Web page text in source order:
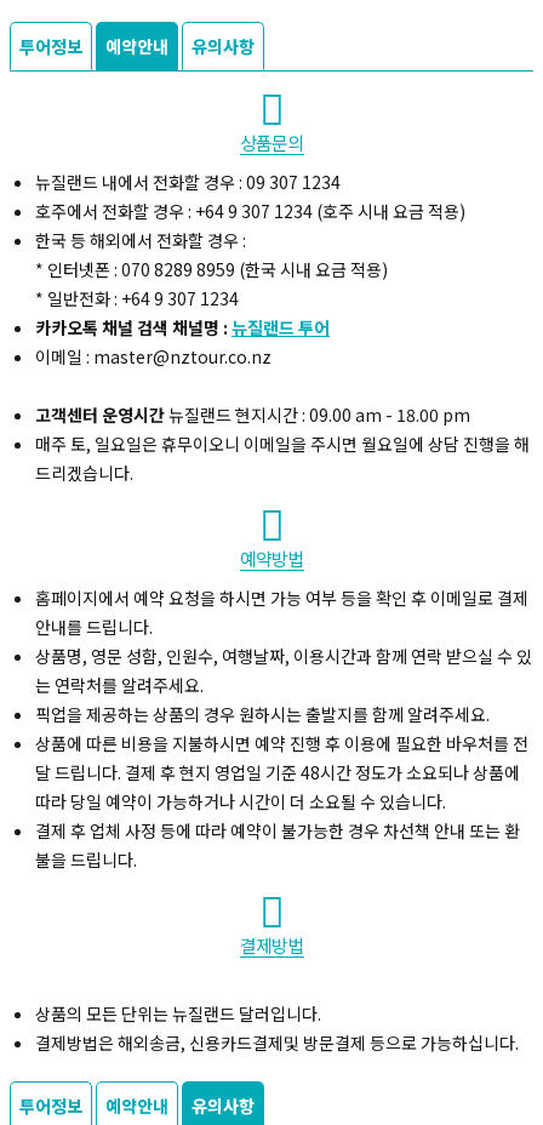
투어정보 예약안내 유의사항
상품문의
뉴질랜드 내에서 전화할 경우 : 09 307 1234
호주에서 전화할 경우 : +64 9 307 1234 (호주 시내 요금 적용)
한국 등 해외에서 전화할 경우 :
* 인터넷폰 : 070 8289 8959 (한국 시내 요금 적용)
* 일반전화 : +64 9 307 1234
카카오톡 채널 검색 채널명 : 뉴질랜드 투어
이메일 : master@nztour.co.nz
고객센터 운영시간뉴질랜드 현지시간 : 09.00 am - 18.00 pm
매주 토, 일요일은 휴무이오니 이메일을 주시면 월요일에 상담 진행을 해
드리겠습니다.
예약방법
홈페이지에서 예약 요청을 하시면 가능 여부 등을 확인 후 이메일로 결제
안내를 드립니다.
상품명, 영문 성함, 인원수, 여행날짜, 이용시간과 함께 연락 받으실 수 있
는 연락처를 알려주세요.
픽업을 제공하는 상품의 경우 원하시는 출발지를 함께 알려주세요.
상품에 따른 비용을 지불하시면 예약 진행 후 이용에 필요한 바우처를 전
달 드립니다. 결제 후 현지 영업일 기준 48시간 정도가 소요되나 상품에
따라 당일 예약이 가능하거나 시간이 더 소요될 수 있습니다.
결제 후 업체 사정 등에 따라 예약이 불가능한 경우 차선책 안내 또는 환
불을 드립니다.
결제방법
상품의 모든 단위는 뉴질랜드 달러입니다.
결제방법은 해외송금, 신용카드결제및 방문결제 등으로 가능하십니다.
투어정보 예약안내 유의사항